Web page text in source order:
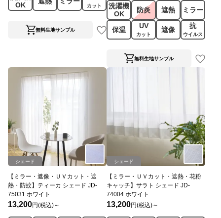
OK
カット
無料生地サンプル
洗濯機
OK
防炎 遮熱 ミラー
保温 UV
カット
遮像 抗
ウイルス
無料生地サンプル
シェード
【ミラー・遮像・ＵＶカット・遮
熱・防蚊】ティーカ シェード JD-
75031 ホワイト
13,200円(税込)～
シェード
【ミラー・ＵＶカット・遮熱・花粉
キャッチ】サラト シェード JD-
74004 ホワイト
13,200円(税込)～